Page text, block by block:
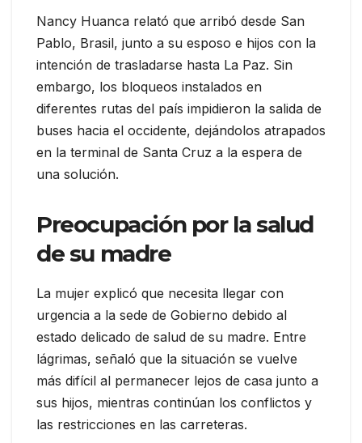
Nancy Huanca relató que arribó desde San
Pablo, Brasil, junto a su esposo e hijos con la
intención de trasladarse hasta La Paz. Sin
embargo, los bloqueos instalados en
diferentes rutas del país impidieron la salida de
buses hacia el occidente, dejándolos atrapados
en la terminal de Santa Cruz a la espera de
una solución.
Preocupación por la salud
de su madre
La mujer explicó que necesita llegar con
urgencia a la sede de Gobierno debido al
estado delicado de salud de su madre. Entre
lágrimas, señaló que la situación se vuelve
más difícil al permanecer lejos de casa junto a
sus hijos, mientras continúan los conflictos y
las restricciones en las carreteras.